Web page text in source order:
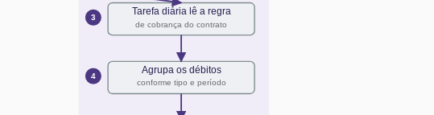
3
Tarefa diária lê a regra
de cobrança do contrato
4
Agrupa os débitos
conforme tipo e período